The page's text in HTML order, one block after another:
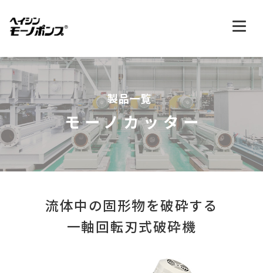
製品一覧
モーノカッター
流体中の固形物を破砕する
一軸回転刃式破砕機